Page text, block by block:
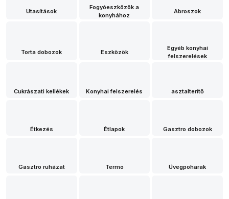
Utasítások
Fogyóeszközök a
konyhához
Abroszok
Torta dobozok Eszközök
Egyéb konyhai
felszerelések
Cukrászati kellékek Konyhai felszerelés asztalterítő
Étkezés Étlapok Gasztro dobozok
Gasztro ruházat Termo Üvegpoharak